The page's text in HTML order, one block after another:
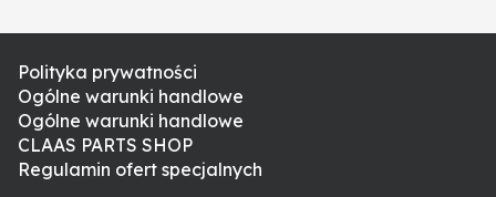
Polityka prywatności
Ogólne warunki handlowe
Ogólne warunki handlowe
CLAAS PARTS SHOP
Regulamin ofert specjalnych